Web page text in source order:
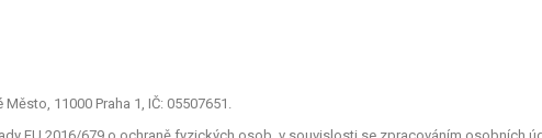
11000 Praha 1, IČ: 05507651.
EU 2016/679 o ochraně fyzických osob, v souvislosti se zpracováním osobních